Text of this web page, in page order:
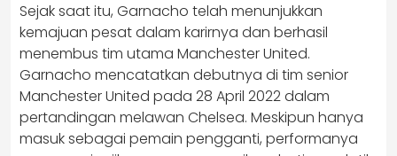
Sejak saat itu, Garnacho telah menunjukkan
kemajuan pesat dalam karirnya dan berhasil
menembus tim utama Manchester United.
Garnacho mencatatkan debutnya di tim senior
Manchester United pada 28 April 2022 dalam
pertandingan melawan Chelsea. Meskipun hanya
masuk sebagai pemain pengganti, performanya